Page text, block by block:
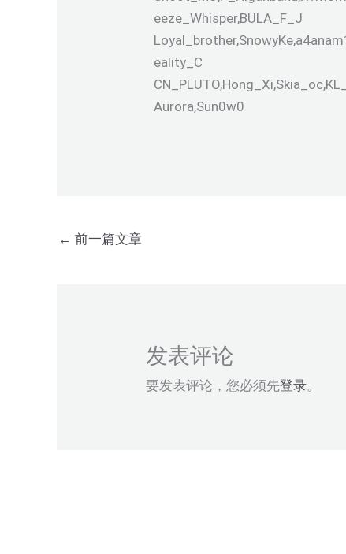
eeze_Whisper,BULA_F_J
eality_C
Aurora,Sun0w0
← 前一篇文章
发表评论
要发表评论，您必须先登录。